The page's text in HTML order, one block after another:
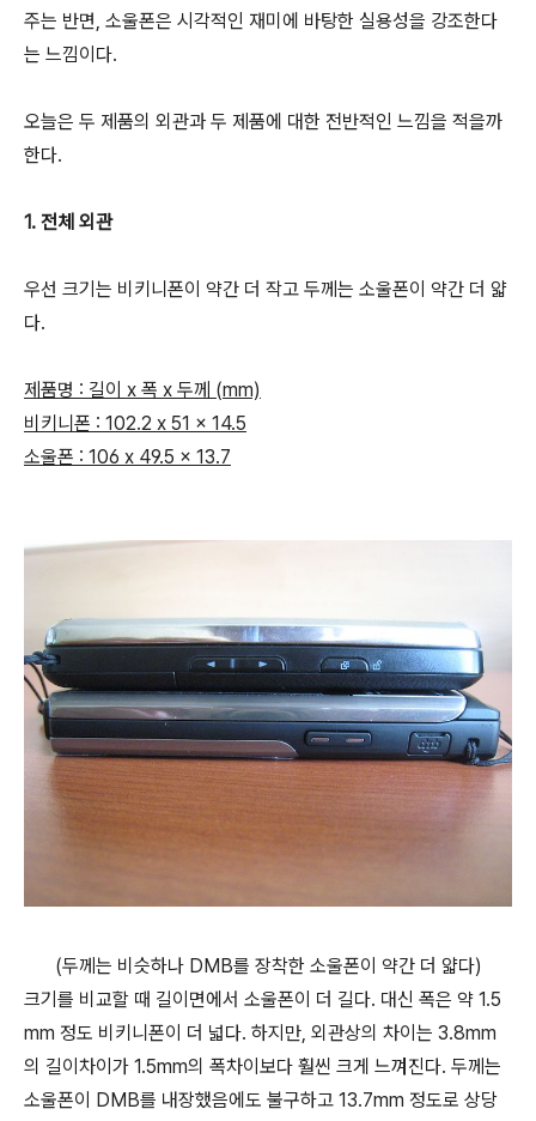
주는 반면, 소울폰은 시각적인 재미에 바탕한 실용성을 강조한다
는 느낌이다.
오늘은 두 제품의 외관과 두 제품에 대한 전반적인 느낌을 적을까
한다.
1. 전체 외관
우선 크기는 비키니폰이 약간 더 작고 두께는 소울폰이 약간 더 얇
다.
제품명 : 길이 x 폭 x 두께 (mm)
비키니폰 : 102.2 x 51 x 14.5
소울폰 : 106 x 49.5 x 13.7
(두께는 비슷하나 DMB를 장착한 소울폰이 약간 더 얇다)
크기를 비교할 때 길이면에서 소울폰이 더 길다. 대신 폭은 약 1.5
mm 정도 비키니폰이 더 넓다. 하지만, 외관상의 차이는 3.8mm
의 길이차이가 1.5mm의 폭차이보다 훨씬 크게 느껴진다. 두께는
소울폰이 DMB를 내장했음에도 불구하고 13.7mm 정도로 상당